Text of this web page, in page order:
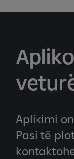
Aplikimi
Pasi të